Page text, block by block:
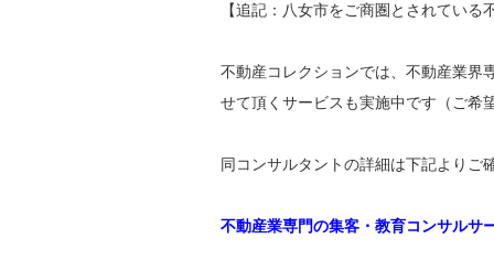
【追記：八女市をご商圏とされている
不動産コレクションでは、不動産業界
せて頂くサービスも実施中です（ご希
同コンサルタントの詳細は下記よりご
不動産業専門の集客・教育コンサルサ